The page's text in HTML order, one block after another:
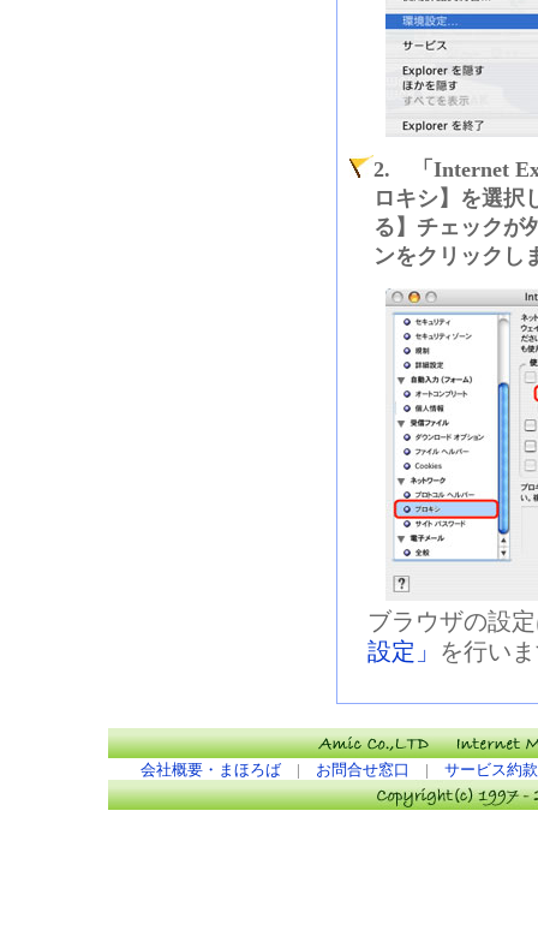
2. 「Internet
ロキシ】を選択
る】チェックが
ンをクリックし
ブラウザの設
設定」 を行い
会社概要・まほろば | お問合せ窓口 | サービス約款